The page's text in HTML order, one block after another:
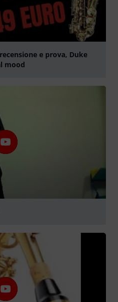
e prova, Duke
mood